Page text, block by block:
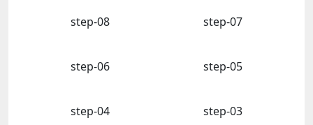
step-08 step-07
step-06 step-05
step-04 step-03